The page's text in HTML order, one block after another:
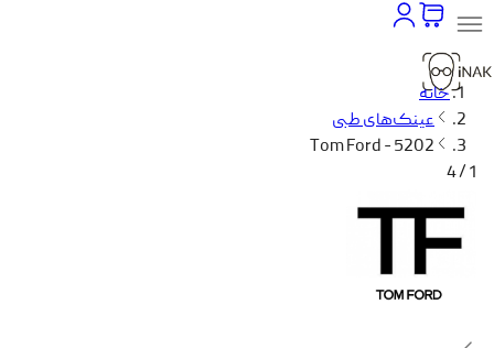
خانه
عینک‌های طبی
Tom Ford - 5202
1 / 4